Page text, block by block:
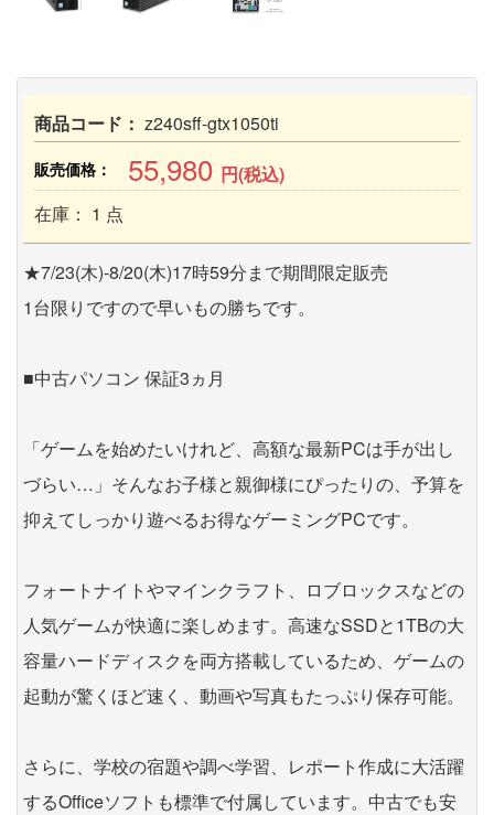
商品コード： z240sff-gtx1050ti
販売価格： 55,980 円(税込)
在庫： 1 点
★7/23(木)-8/20(木)17時59分まで期間限定販売
1台限りですので早いもの勝ちです。
■中古パソコン 保証3ヵ月
「ゲームを始めたいけれど、高額な最新PCは手が出し
づらい…」そんなお子様と親御様にぴったりの、予算を
抑えてしっかり遊べるお得なゲーミングPCです。
フォートナイトやマインクラフト、ロブロックスなどの
人気ゲームが快適に楽しめます。高速なSSDと1TBの大
容量ハードディスクを両方搭載しているため、ゲームの
起動が驚くほど速く、動画や写真もたっぷり保存可能。
さらに、学校の宿題や調べ学習、レポート作成に大活躍
するOfficeソフトも標準で付属しています。中古でも安